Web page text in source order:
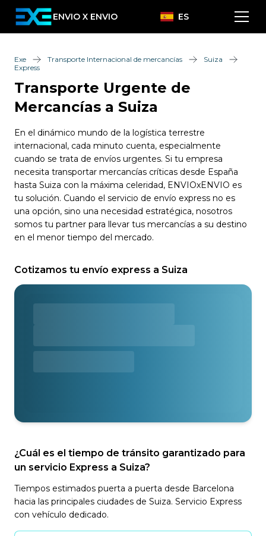
ENVIO X ENVIO ES
Exe Transporte Internacional de mercancías
Suiza
Express
Transporte Urgente de
Mercancías a Suiza
En el dinámico mundo de la logística terrestre
internacional, cada minuto cuenta, especialmente
cuando se trata de envíos urgentes. Si tu empresa
necesita transportar mercancías críticas desde España
hasta Suiza con la máxima celeridad, ENVIOxENVIO es
tu solución. Cuando el servicio de envío express no es
una opción, sino una necesidad estratégica, nosotros
somos tu partner para llevar tus mercancías a su destino
en el menor tiempo del mercado.
Cotizamos tu envío express a Suiza
¿Cuál es el tiempo de tránsito garantizado para
un servicio Express a Suiza?
Tiempos estimados puerta a puerta desde Barcelona
hacia las principales ciudades de Suiza. Servicio Express
con vehículo dedicado.